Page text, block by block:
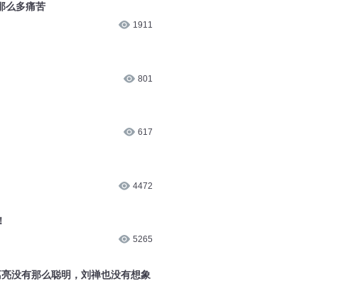
么多痛苦
1911
801
617
4472
5265
没有那么聪明，刘禅也没有想象